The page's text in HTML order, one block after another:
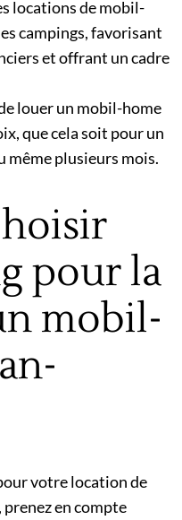
locations de mobil-
campings, favorisant
et offrant un cadre
louer un mobil-home
que cela soit pour un
même plusieurs mois.
pour la
mobil-
votre location de
en compte